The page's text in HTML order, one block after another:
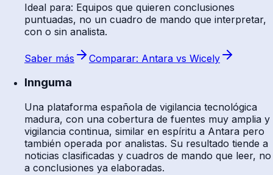
Ideal para: Equipos que quieren conclusiones
puntuadas, no un cuadro de mando que interpretar,
con o sin analista.
Saber más Comparar: Antara vs Wicely
Innguma
Una plataforma española de vigilancia tecnológica
madura, con una cobertura de fuentes muy amplia y
vigilancia continua, similar en espíritu a Antara pero
también operada por analistas. Su resultado tiende a
noticias clasificadas y cuadros de mando que leer, no
a conclusiones ya elaboradas.